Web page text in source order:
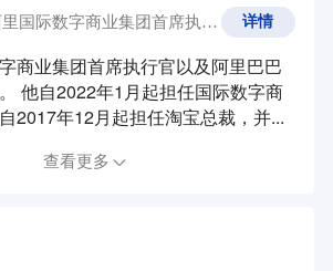
阿里国际数字商业集团首席执行官
商业集团首席执行官以及阿里巴巴
他自2022年1月起担任国际数字商
2017年12月起担任淘宝总裁，并...
详情
查看更多